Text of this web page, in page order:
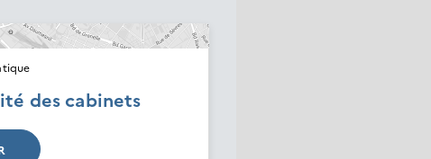
des cabinets